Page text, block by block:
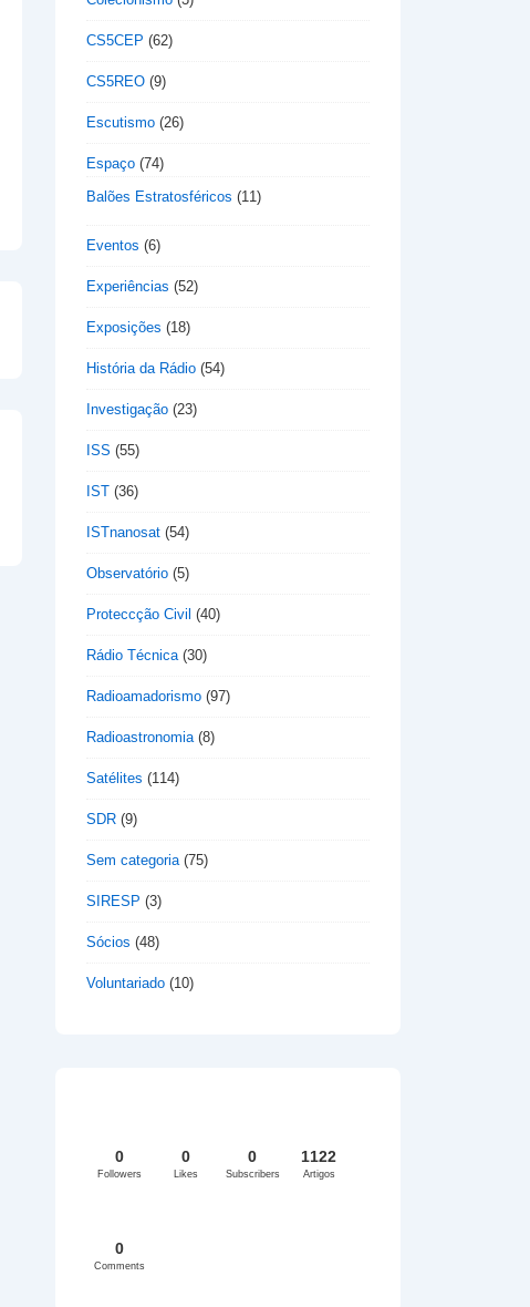
CS5CEP (62)
CS5REO (9)
Escutismo (26)
Espaço (74)
Balões Estratosféricos (11)
Eventos (6)
Experiências (52)
Exposições (18)
História da Rádio (54)
Investigação (23)
ISS (55)
IST (36)
ISTnanosat (54)
Observatório (5)
Proteccção Civil (40)
Rádio Técnica(30)
Radioamadorismo (97)
Radioastronomia(8)
Satélites (114)
SDR (9)
Sem categoria(75)
SIRESP (3)
Sócios (48)
Voluntariado (10)
0
Followers
0
Likes
0
Subscribers
1122
Artigos
0
Comments